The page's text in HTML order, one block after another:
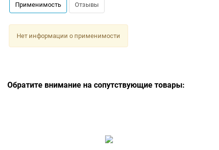
Применимость Отзывы
Нет информации о применимости
Обратите внимание на сопутствующие товары: